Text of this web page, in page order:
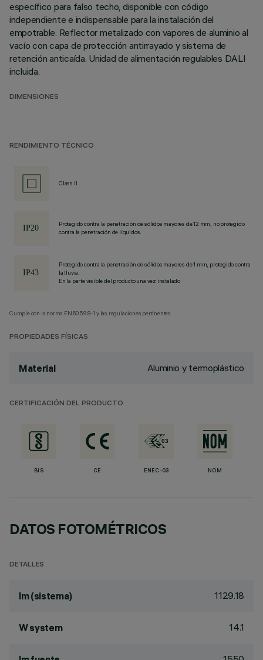
específico para falso techo, disponible con código
independiente e indispensable para la instalación del
empotrable. Reflector metalizado con vapores de aluminio al
vacío con capa de protección antirrayado y sistema de
retención anticaída. Unidad de alimentación regulables DALI
incluida.
DIMENSIONES
RENDIMIENTO TÉCNICO
Class II
Protegido contra la penetración de sólidos mayores de 12 mm, no protegido
contra la penetración de líquidos.
Protegido contra la penetración de sólidos mayores de 1 mm, protegido contra
la lluvia.
En la parte visible del producto una vez instalado
Cumple con la norma EN60598-1 y las regulaciones pertinentes.
PROPIEDADES FÍSICAS
Material Aluminio y termoplástico
CERTIFICACIÓN DEL PRODUCTO
BIS CE ENEC-03 NOM
DATOS FOTOMÉTRICOS
DETALLES
lm (sistema) 1129.18
W system 14.1